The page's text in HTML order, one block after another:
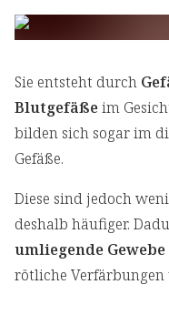
Sie entsteht durch
Blutgefäßeim
bilden sich sogar im
Gefäße.
Diese sind jedoch
deshalb häufiger.
umliegende Gewebe
rötliche Verfärbungen